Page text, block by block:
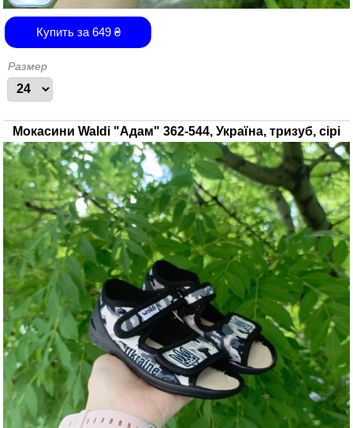
Купить за 649₴
Размер
Мокасини Waldi "Адам" 362-544, Україна, тризуб, сірі